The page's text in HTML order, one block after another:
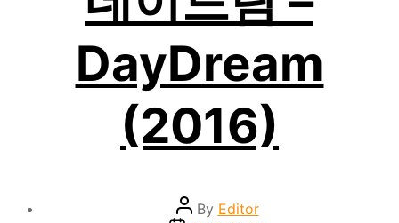
DayDream
(2016)
PostBy Editor